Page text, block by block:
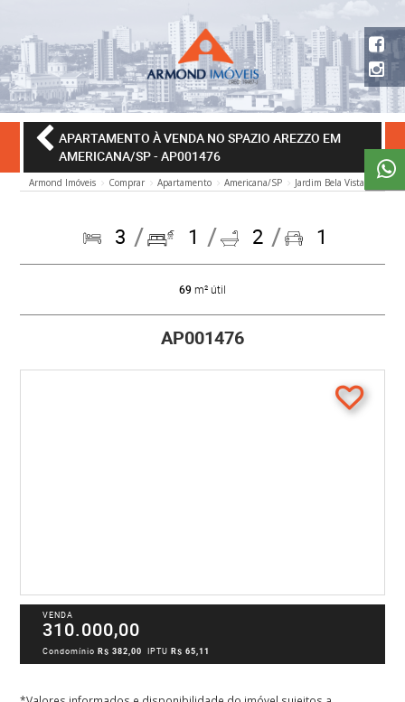
APARTAMENTO À VENDA NO SPAZIO AREZZO EM
AMERICANA/SP- AP001476
Armond Imóveis Comprar Apartamento Americana/SP Jardim Bela Vista
3 1 2 1
69 m² útil
AP001476
VENDA
310.000,00
CondomínioR$ 382,00 IPTUR$ 65,11